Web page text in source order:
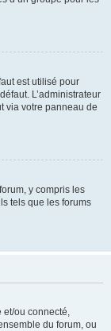
est utilisé pour
L’administrateur
via votre panneau de
y compris les
tels que les forums
et/ou connecté,
du forum, ou